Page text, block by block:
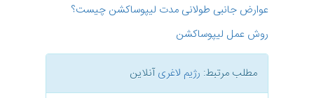
عوارض جانبی طولانی مدت لیپوساکشن چیست؟
روش عمل لیپوساکشن
مطلب مرتبط: رژیم لاغریآنلاین